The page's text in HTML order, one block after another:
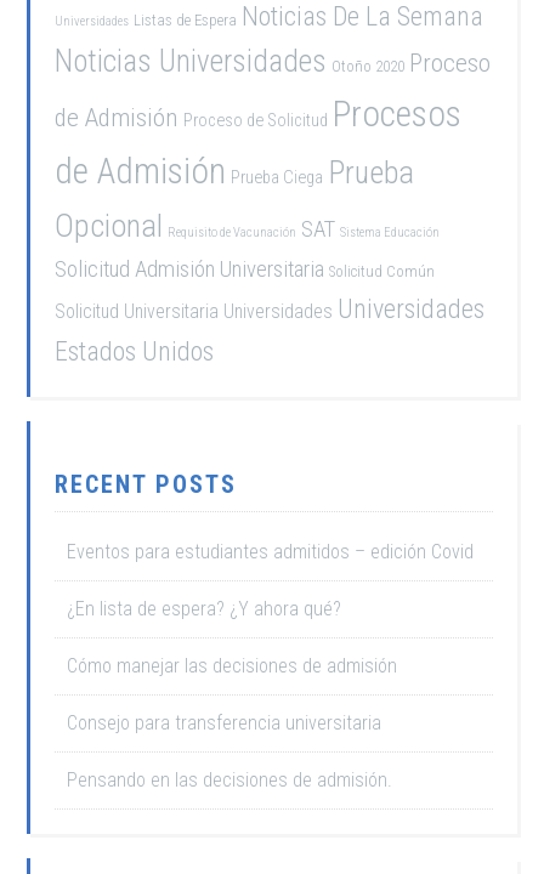
Universidades Listas de Espera Noticias De La Semana
Noticias Universidades Otoño 2020 Proceso
de Admisión Proceso de Solicitud Procesos
de Admisión Prueba Ciega Prueba
Opcional Requisito de Vacunación SAT Sistema Educación
Solicitud Admisión Universitaria Solicitud Común
Solicitud Universitaria Universidades Universidades
Estados Unidos
RECENT POSTS
Eventos para estudiantes admitidos – edición Covid
¿En lista de espera? ¿Y ahora qué?
Cómo manejar las decisiones de admisión
Consejo para transferencia universitaria
Pensando en las decisiones de admisión.